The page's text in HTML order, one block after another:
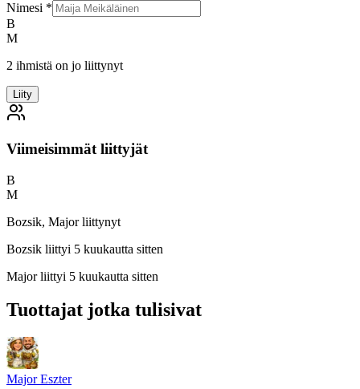
Nimesi *
B
M
2 ihmistä on jo liittynyt
Liity
Viimeisimmät liittyjät
B
M
Bozsik, Major liittynyt
Bozsik liittyi 5 kuukautta sitten
Major liittyi 5 kuukautta sitten
Tuottajat jotka tulisivat
Major Eszter